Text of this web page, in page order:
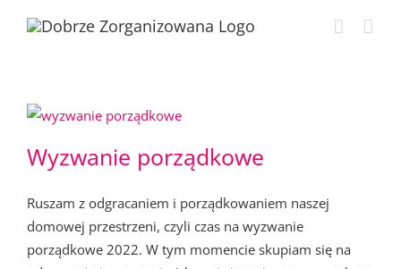
Wyzwanie porządkowe
Ruszam z odgracaniem i porządkowaniem naszej
domowej przestrzeni, czyli czas na wyzwanie
porządkowe 2022. W tym momencie skupiam się na